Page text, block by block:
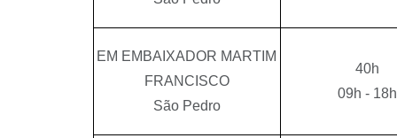
EM EMBAIXADOR MARTIM
FRANCISCO
São Pedro
40h
09h - 18h